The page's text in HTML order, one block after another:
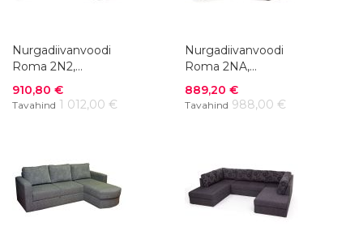
Nurgadiivanvoodi
Roma 2N2,
220x220xK88 cm,
kangas
Soodushind
910,80 €
Tavahind 1 012,00 €
Nurgadiivanvoodi
Roma 2NA,
220x200xK88 cm,
kangas
Soodushind
889,20 €
Tavahind 988,00 €